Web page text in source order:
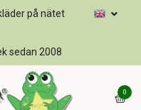
på nätet
sedan 2008
0